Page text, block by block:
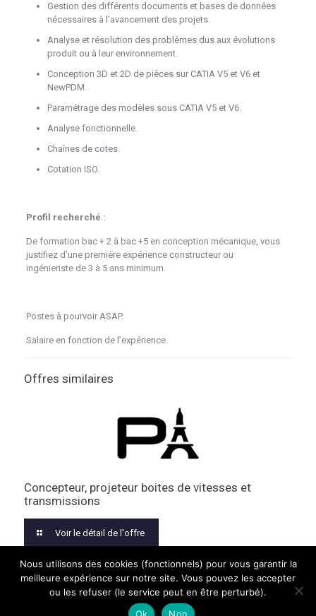
Gestion des différents documents et bases de données
nécessaires à l’avancement des projets.
Analyse et résolution des problèmes dus aux évolutions
produit ou à leur environnement.
Conception 3D et 2D de pièces sur CATIA V5 et V6 et
NewPDM.
Paramétrage des modèles sous CATIA V5 et V6.
Analyse fonctionnelle.
Chaînes de cotes.
Cotation ISO.
Profil recherché :
De formation bac + 2 à bac +5 en conception mécanique, vous
justifiez d’une première expérience constructeur ou
ingénieriste de 3 à 5 ans minimum.
Postes à pourvoir ASAP.
Salaire en fonction de l’expérience.
Offres similaires
Concepteur, projeteur boites de vitesses et
transmissions
Voir le détail de l'offre
© 2026 PREMIERS PARIS. TOUS DROITS RÉSERVÉS.MENTIONS
LÉGALES
Nous utilisons des cookies (fonctionnels) pour vous garantir la
meilleure expérience sur notre site. Vous pouvez les accepter
ou les refuser (le service peut en être perturbé).
Ok
Non